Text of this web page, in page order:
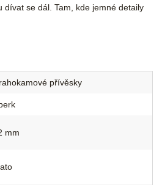
dívat se dál. Tam, kde jemné detaily
přívěsky
mm